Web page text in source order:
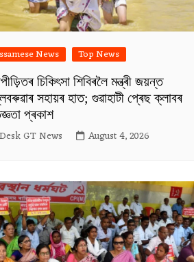
News Top News
চিকিৎসা শিবিৰলৈ মন্ত্ৰী জয়ন্ত
সহায়ৰ হাত; গুৱাহাটী প্ৰেছ ক্লাবৰ
প্ৰকাশ
Desk GT News August 4, 2026